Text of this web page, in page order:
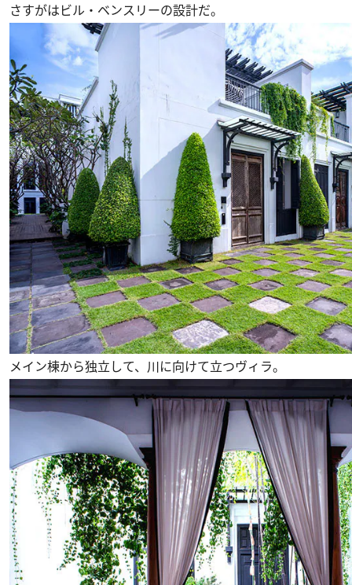
さすがはビル・ベンスリーの設計だ。
メイン棟から独立して、川に向けて立つヴィラ。